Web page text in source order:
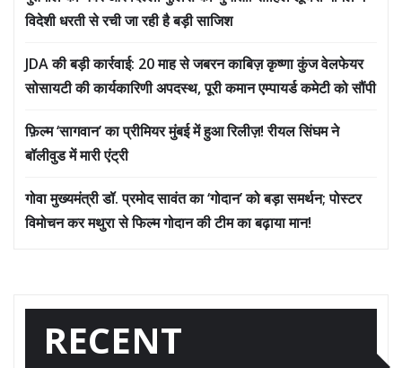
विदेशी धरती से रची जा रही है बड़ी साजिश
JDA की बड़ी कार्रवाई: 20 माह से जबरन काबिज़ कृष्णा कुंज वेलफेयर
सोसायटी की कार्यकारिणी अपदस्थ, पूरी कमान एम्पायर्ड कमेटी को सौंपी
फ़िल्म ‘सागवान’ का प्रीमियर मुंबई में हुआ रिलीज़! रीयल सिंघम ने
बॉलीवुड में मारी एंट्री
गोवा मुख्यमंत्री डॉ. प्रमोद सावंत का ‘गोदान’ को बड़ा समर्थन; पोस्टर
विमोचन कर मथुरा से फिल्म गोदान की टीम का बढ़ाया मान!
RECENT